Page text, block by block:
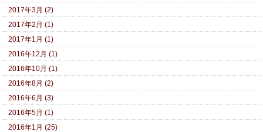
2017年3月 (2)
2017年2月 (1)
2017年1月 (1)
2016年12月 (1)
2016年10月 (1)
2016年8月 (2)
2016年6月 (3)
2016年5月 (1)
2016年1月 (25)